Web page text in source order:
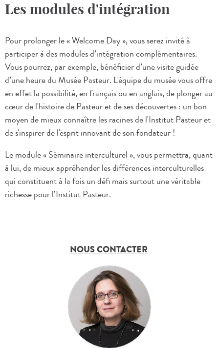
Les modules d'intégration
Pour prolonger le « Welcome Day », vous serez invité à
participer à des modules d’intégration complémentaires.
Vous pourrez, par exemple, bénéficier d’une visite guidée
d’une heure du Musée Pasteur. L'équipe du musée vous offre
en effet la possibilité, en français ou en anglais, de plonger au
cœur de l'histoire de Pasteur et de ses découvertes : un bon
moyen de mieux connaître les racines de l'Institut Pasteur et
de s'inspirer de l'esprit innovant de son fondateur !
Le module « Séminaire interculturel », vous permettra, quant
à lui, de mieux appréhender les différences interculturelles
qui constituent à la fois un défi mais surtout une véritable
richesse pour l’Institut Pasteur.
NOUS CONTACTER